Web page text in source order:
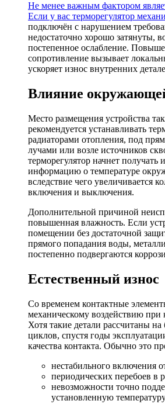
Не менее важным фактором
Если у вас терморегулятор
подключён с нарушением
недостаточно хорошо затянуты,
постепенное ослабление.
сопротивление вызывает
ускоряет износ внутренних
Влияние
Место размещения устройства
рекомендуется устанавливать
радиаторами отопления, под
лучами или возле источников
терморегулятор начнет
информацию о температуре
вследствие чего увеличивается
включения и выключения.
Дополнительной причиной
повышенная влажность. Если
помещении без достаточной
прямого попадания воды,
постепенно подвергаются
Естественный износ
Со временем контактные
механическому воздействию
Хотя такие детали рассчитаны
циклов, спустя годы
качества контакта. Обычно это
нестабильного включения
периодических перебоев в
невозможности точно
установленную